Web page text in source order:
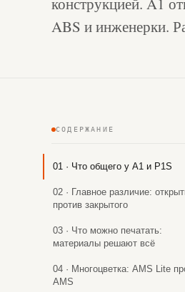
ABS и инженерки.
СОДЕРЖАНИЕ
01 · Что общего у A1 и P1S
02 · Главное различие:
против закрытого
03 · Что можно печатать:
материалы решают всё
04 · Многоцветка: AMS Lite
AMS